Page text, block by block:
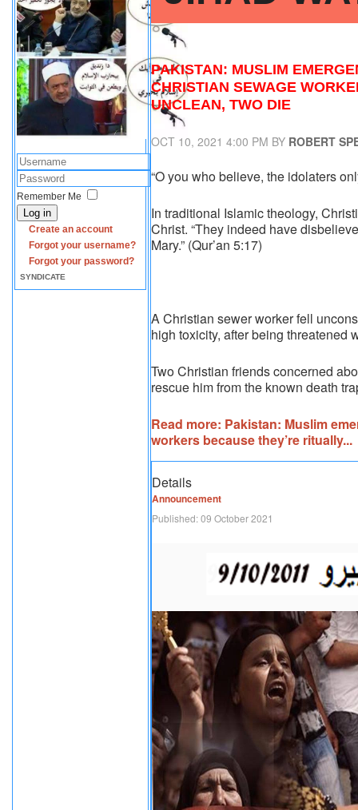
Remember Me
Log in
Create an account
Forgot your username?
Forgot your password?
SYNDICATE
PAKISTAN: MUSLIM
CHRISTIAN SEWAGE
UNCLEAN, TWO DIE
OCT 10, 2021 4:00 PM BY ROBERT
“O you who believe, the idolaters
In traditional Islamic theology,
Christ. “They indeed have
Mary.” (Qur’an 5:17)
A Christian sewer worker fell
high toxicity, after being threatened
Two Christian friends concerned
rescue him from the known death
Read more: Pakistan: Muslim
workers because they’re ritually...
Details
Announcement
Published: 09 October 2021